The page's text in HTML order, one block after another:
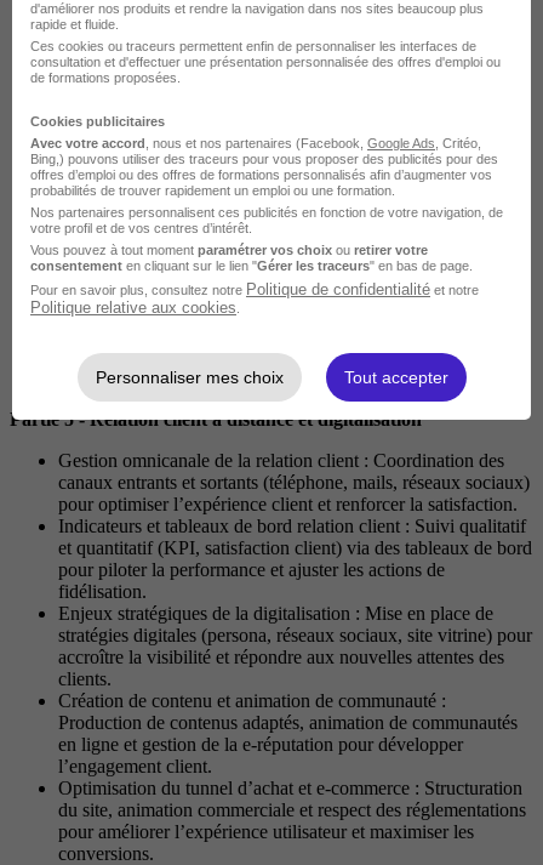
segments de clients selon leur rentabilité et potentiel, pour
orienter les actions commerciales et prioriser les ressources.
Techniques de ciblage et de prospection : Définition de profils
clients idéaux, utilisation du scoring de prospects et choix de
commerciales.
Optimisation de la relation client : Intégration d’outils CRM,
techniques de social selling et stratégies de fidélisation pour
renforcer l’engagement et personnaliser la relation sur le long
terme.
Maîtrise de la négociation commerciale : Préparation
d’argumentaires, adaptation aux canaux (présentiel ou digital)
et application de techniques de persuasion pour conclure des
ventes profitables.
Événementiel et stratégies d’engagement : Organisation
planification budgétaire, analyse des retombées et exploitation
des données collectées pour transformer les leads en clients.
Partie 5 - Relation client à distance et digitalisation
Gestion omnicanale de la relation client : Coordination des
canaux entrants et sortants (téléphone, mails, réseaux sociaux)
pour optimiser l’expérience client et renforcer la satisfaction.
Indicateurs et tableaux de bord relation client : Suivi qualitatif
et quantitatif (KPI, satisfaction client) via des tableaux de bord
pour piloter la performance et ajuster les actions de
fidélisation.
Enjeux stratégiques de la digitalisation : Mise en place de
stratégies digitales (persona, réseaux sociaux, site vitrine) pour
accroître la visibilité et répondre aux nouvelles attentes des
clients.
Création de contenu et animation de communauté :
Production de contenus adaptés, animation de communautés
en ligne et gestion de la e-réputation pour développer
l’engagement client.
Optimisation du tunnel d’achat et e-commerce : Structuration
du site, animation commerciale et respect des réglementations
pour améliorer l’expérience utilisateur et maximiser les
conversions.
d'améliorer nos produits et rendre la navigation dans nos sites beaucoup plus
rapide et fluide.
Ces cookies ou traceurs permettent enfin de personnaliser les interfaces de
consultation et d'effectuer une présentation personnalisée des offres d'emploi ou
de formations proposées.
Cookies publicitaires
Avec votre accord , nous et nos partenaires (Facebook, Google Ads , Critéo,
Bing,) pouvons utiliser des traceurs pour vous proposer des publicités pour des
offres d’emploi ou des offres de formations personnalisés afin d’augmenter vos
probabilités de trouver rapidement un emploi ou une formation.
Nos partenaires personnalisent ces publicités en fonction de votre navigation, de
votre profil et de vos centres d’intérêt.
Vous pouvez à tout moment paramétrer vos choix ou retirer votre
consentement en cliquant sur le lien "Gérer les traceurs" en bas de page.
Pour en savoir plus, consultez notre Politique de confidentialité et notre
Politique relative aux cookies
Personnaliser mes choix Tout accepter